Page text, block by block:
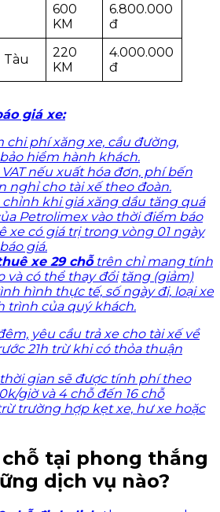
600
KM
6.800.000
đ
Tàu
220
KM
4.000.000
đ
giá xe:
chi phíxăng xe, cầu đường,
hiểm hành khách.
VAT nếu xuấthóa đơn, phí bến
nghỉ cho tàixế theo đoàn.
chỉnh khigiá xăng dầu tăng quá
Petrolimex vào thời điểm báo
xe có giá trị trongvòng 01 ngày
giá.
xe 29 chỗ trên chỉ mang tính
và cóthể thay đổi tăng (giảm)
hình thực tế, số ngày đi, loại xe
trình của quýkhách.
yêu cầu trả xe cho tài xếvề
21h trừ khicó thỏa thuận
gian sẽ đượctính phí theo
giờvà 4 chỗ đến 16 chỗ
trường hợp kẹt xe, hư xe hoặc
chỗ tại phong thắng
dịch vụ nào?